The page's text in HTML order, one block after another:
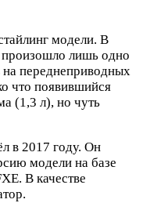
модели. В
произошло лишь одно
переднеприводных
что появившийся
(1,3 л), но чуть
в 2017 году. Он
модели на базе
В качестве